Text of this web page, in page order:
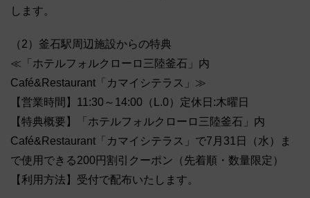
します。
（2）釜石駅周辺施設からの特典
≪「ホテルフォルクローロ三陸釜石」内
Café&Restaurant「カマイシテラス」≫
【営業時間】11:30～14:00（L.0）定休日:木曜日
【特典概要】「ホテルフォルクローロ三陸釜石」内
Café&Restaurant「カマイシテラス」で7月31日（水）ま
で使用できる200円割引クーポン（先着順・数量限定）
【利用方法】受付で配布いたします。